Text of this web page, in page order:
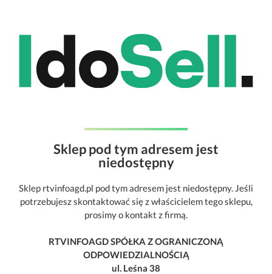
Sklep pod tym adresem jest
niedostępny
Sklep rtvinfoagd.pl pod tym adresem jest niedostępny. Jeśli
potrzebujesz skontaktować się z właścicielem tego sklepu,
prosimy o kontakt z firmą.
RTVINFOAGD SPÓŁKA Z OGRANICZONĄ
ODPOWIEDZIALNOŚCIĄ
ul. Leśna 38